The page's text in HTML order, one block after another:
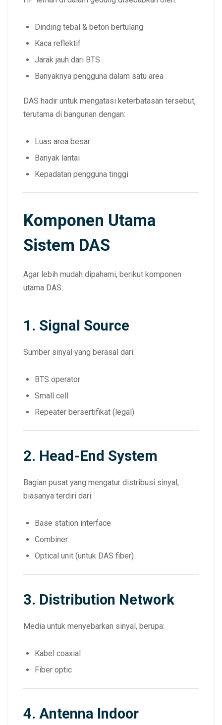
Dinding tebal & beton bertulang
Kaca reflektif
Jarak jauh dari BTS
Banyaknya pengguna dalam satu area
DAS hadir untuk mengatasi keterbatasan tersebut,
terutama di bangunan dengan:
Luas area besar
Banyak lantai
Kepadatan pengguna tinggi
Komponen Utama
Sistem DAS
Agar lebih mudah dipahami, berikut komponen
utama DAS:
1. Signal Source
Sumber sinyal yang berasal dari:
BTS operator
Small cell
Repeater bersertifikat (legal)
2. Head-End System
Bagian pusat yang mengatur distribusi sinyal,
biasanya terdiri dari:
Base station interface
Combiner
Optical unit (untuk DAS fiber)
3. Distribution Network
Media untuk menyebarkan sinyal, berupa:
Kabel coaxial
Fiber optic
4. Antenna Indoor